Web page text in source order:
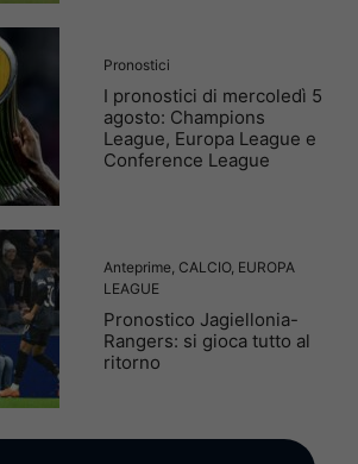
Pronostici
I pronostici di mercoledì 5
agosto: Champions
League, Europa League e
Conference League
Anteprime, CALCIO, EUROPA
LEAGUE
Pronostico Jagiellonia-
Rangers: si gioca tutto al
ritorno